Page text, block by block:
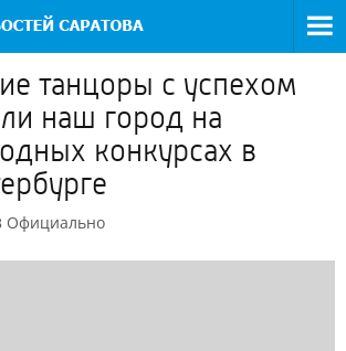
танцоры с успехом
наш город на
конкурсах в
Официально